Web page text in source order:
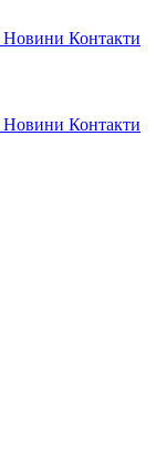
Новини Контакти
Новини Контакти